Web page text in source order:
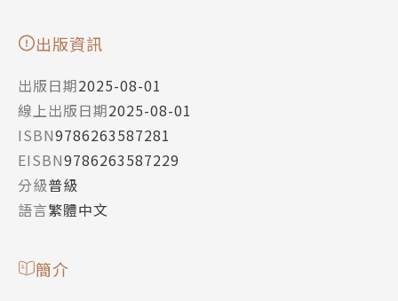
出版資訊
出版日期2025-08-01
線上出版日期2025-08-01
ISBN9786263587281
EISBN9786263587229
分級普級
語言繁體中文
簡介